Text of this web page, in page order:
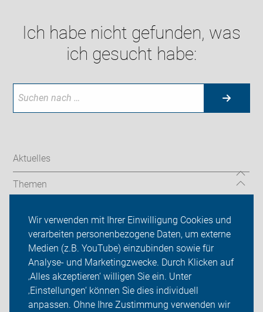
Wir verwenden mit Ihrer Einwilligung Cookies und
verarbeiten personenbezogene Daten, um externe
Medien (z.B. YouTube) einzubinden sowie für
Analyse- und Marketingzwecke. Durch Klicken auf
‚Alles akzeptieren‘ willigen Sie ein. Unter
‚Einstellungen‘ können Sie dies individuell
anpassen. Ohne Ihre Zustimmung verwenden wir
Ich habe nicht gefunden, was
ich gesucht habe:
Aktuelles
Themen
ADFC Heidenheim
Sei dabei
Presse